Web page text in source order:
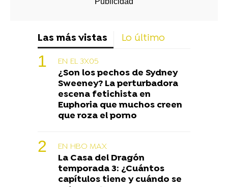
Las más vistas Lo último
EN EL 3X05
¿Son los pechos de Sydney
Sweeney? La perturbadora
escena fetichista en
Euphoria que muchos creen
que roza el porno
EN HBO MAX
La Casa del Dragón
temporada 3: ¿Cuántos
capítulos tiene y cuándo se